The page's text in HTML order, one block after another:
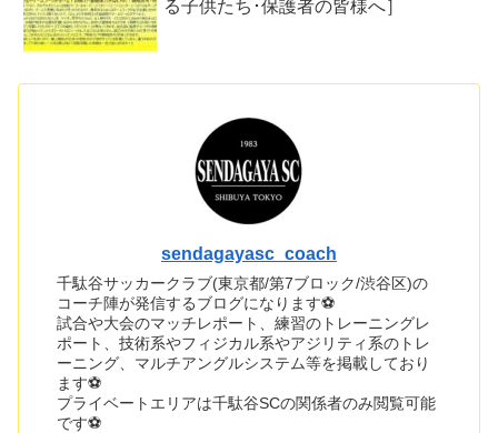
る子供たち･保護者の皆様へ］
sendagayasc_coach
千駄谷サッカークラブ(東京都/第7ブロック/渋谷区)の
コーチ陣が発信するブログになります⚽
試合や大会のマッチレポート、練習のトレーニングレ
ポート、技術系やフィジカル系やアジリティ系のトレ
ーニング、マルチアングルシステム等を掲載しており
ます⚽
プライベートエリアは千駄谷SCの関係者のみ閲覧可能
です⚽